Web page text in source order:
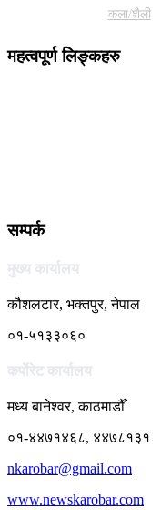
कला/शैली
महत्वपूर्ण लिङ्कहरु
सम्पर्क
मुख्य कार्यालय
कौशलटार, भक्तपुर, नेपाल
०१-५१३३०६०
कर्पाेरेट कार्यालय
मध्य बानेश्वर, काठमाडौँ
०१-४४७१४६८, ४४७८१३१
nkarobar@gmail.com
www.newskarobar.com